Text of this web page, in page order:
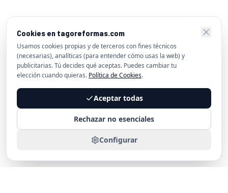
Cookies en tagoreformas.com
Usamos cookies propias y de terceros con fines técnicos
(necesarias), analíticas (para entender cómo usas la web) y
publicitarias. Tú decides qué aceptas. Puedes cambiar tu
elección cuando quieras. Política de Cookies.
Aceptar todas
Rechazar no esenciales
Configurar